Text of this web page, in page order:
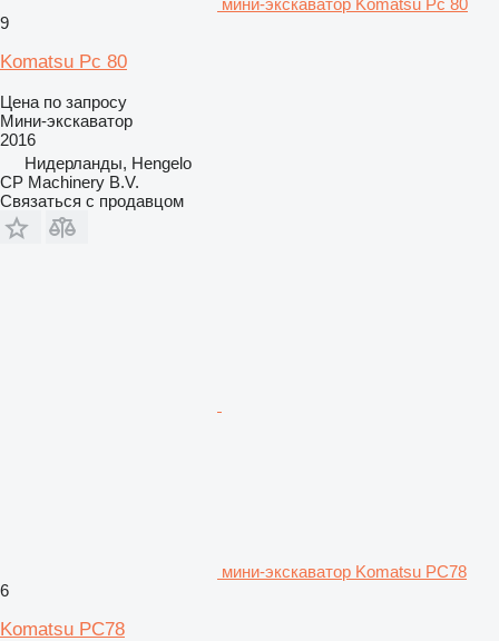
9
Komatsu Pc 80
Цена по запросу
Мини-экскаватор
2016
Нидерланды, Hengelo
CP Machinery B.V.
Связаться с продавцом
мини-экскаватор Komatsu PC78
6
Komatsu PC78